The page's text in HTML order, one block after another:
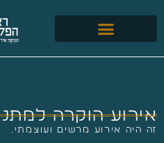
אירוע הוקרה
זה היה אירוע מרשים ועוצמתי.